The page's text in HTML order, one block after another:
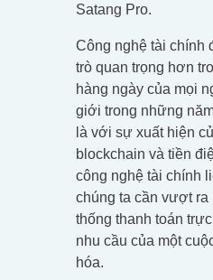
Satang Pro.
Công nghệ tài chính
trò quan trọng hơn
hàng ngày của mọi
giới trong những
là với sự xuất hiện
blockchain và tiền
công nghệ tài chính
chúng ta cần vượt ra
thống thanh toán
nhu cầu của một
hóa.